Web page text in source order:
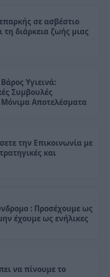
σε ασβέστιο
τη διάρκεια ζωής μιας
Υγιεινά:
Συμβουλές
Αποτελέσματα
την Επικοινωνία με
και
: Προσέχουμε ως
έχουμε ως ενήλικες
να πίνουμε το